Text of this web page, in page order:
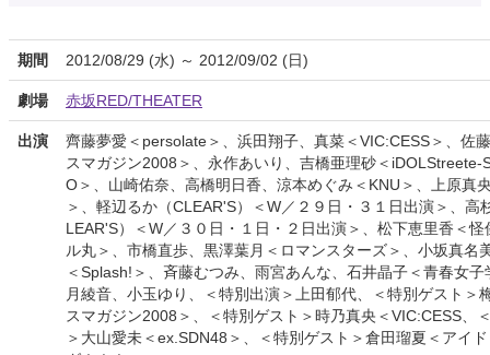
期間 2012/08/29 (水) ～ 2012/09/02 (日)
劇場 赤坂RED/THEATER
出演
齊藤夢愛＜persolate＞、浜田翔子、真菜＜VIC:CESS＞、佐
スマガジン2008＞、永作あいり、吉橋亜理砂＜iDOLStreete-
O＞、山崎佑奈、高橋明日香、涼本めぐみ＜KNU＞、上原真
＞、軽辺るか（CLEAR'S）＜W／２９日・３１日出演＞、高
LEAR'S）＜W／３０日・１日・２日出演＞、松下恵里香＜怪
ル丸＞、市橋直歩、黒澤葉月＜ロマンスターズ＞、小坂真名
＜Splash!＞、斉藤むつみ、雨宮あんな、石井晶子＜青春女子
月綾音、小玉ゆり、＜特別出演＞上田郁代、＜特別ゲスト＞
スマガジン2008＞、＜特別ゲスト＞時乃真央＜VIC:CESS、
＞大山愛未＜ex.SDN48＞、＜特別ゲスト＞倉田瑠夏＜アイ